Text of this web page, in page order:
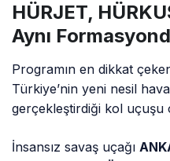
HÜRJET,
Aynı
Programın en dikkat
Türkiye’nin yeni nesil
gerçekleştirdiği kol uçuşu
İnsansız savaş uçağı